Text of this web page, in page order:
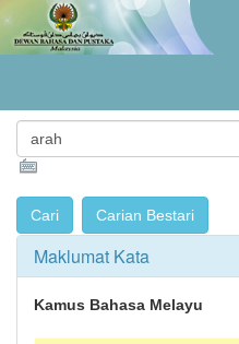
Maklumat Kata
Kamus Bahasa Melayu